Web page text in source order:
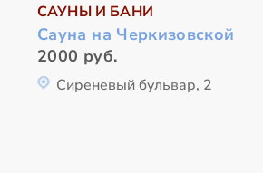
САУНЫ И БАНИ
Сауна на Черкизовской
2000 руб.
Сиреневый бульвар, 2